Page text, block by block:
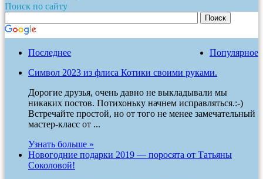
Поиск по сайту
Популярное
Последнее
Символ 2023 из флиса Котики своими руками.
Дорогие друзья, очень давно не выкладывали мы
никаких постов. Потихоньку начнем исправляться.:-)
Встречайте простой, но от того не менее замечательный
мастер-класс от ...
Узнать больше »
Новогодние подарки 2019 — поросята от Татьяны
Соколовой!